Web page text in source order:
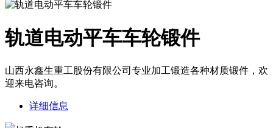
轨道电动平车车轮锻件
山西永鑫生重工股份有限公司专业加工锻造各种材质锻件，欢
迎来电咨询。
详细信息